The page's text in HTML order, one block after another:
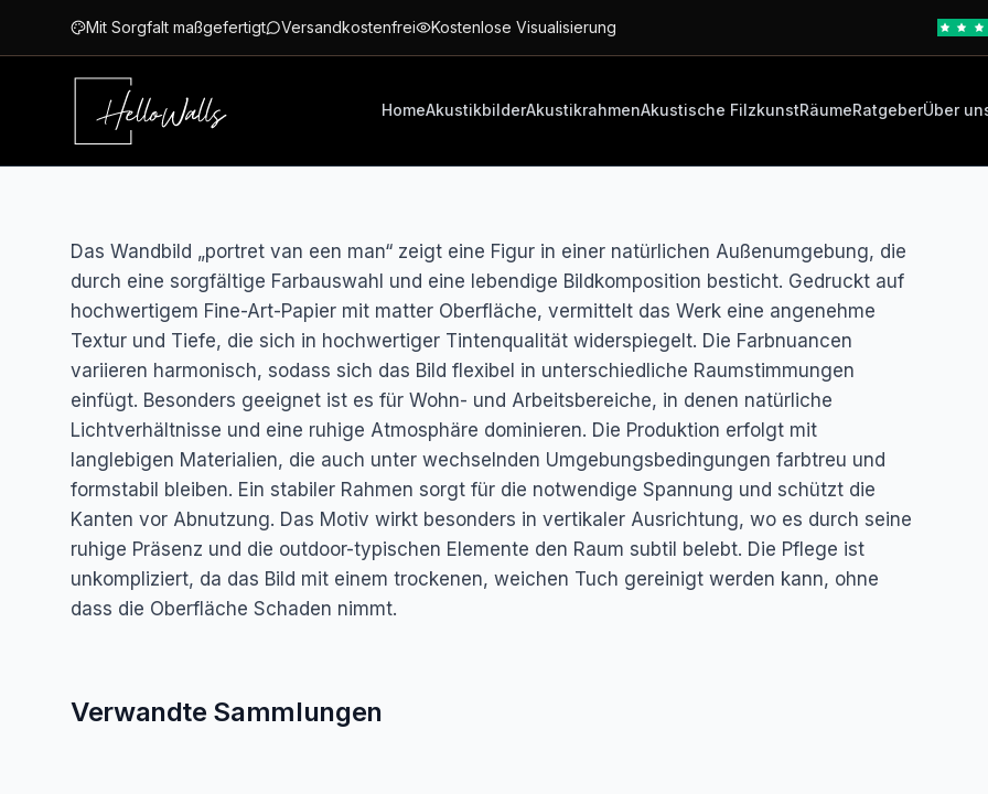
Mit Sorgfalt maßgefertigt Versandkostenfrei Kostenlose Visualisierung
HomeAkustikbilderAkustikrahmenAkustische FilzkunstRäumeRatgeberÜber
Das Wandbild „portret van een man“ zeigt eine Figur in einer natürlichen Außenumgebung, die
durch eine sorgfältige Farbauswahl und eine lebendige Bildkomposition besticht. Gedruckt auf
hochwertigem Fine-Art-Papier mit matter Oberfläche, vermittelt das Werk eine angenehme
Textur und Tiefe, die sich in hochwertiger Tintenqualität widerspiegelt. Die Farbnuancen
variieren harmonisch, sodass sich das Bild flexibel in unterschiedliche Raumstimmungen
einfügt. Besonders geeignet ist es für Wohn- und Arbeitsbereiche, in denen natürliche
Lichtverhältnisse und eine ruhige Atmosphäre dominieren. Die Produktion erfolgt mit
langlebigen Materialien, die auch unter wechselnden Umgebungsbedingungen farbtreu und
formstabil bleiben. Ein stabiler Rahmen sorgt für die notwendige Spannung und schützt die
Kanten vor Abnutzung. Das Motiv wirkt besonders in vertikaler Ausrichtung, wo es durch seine
ruhige Präsenz und die outdoor-typischen Elemente den Raum subtil belebt. Die Pflege ist
unkompliziert, da das Bild mit einem trockenen, weichen Tuch gereinigt werden kann, ohne
dass die Oberfläche Schaden nimmt.
Verwandte Sammlungen